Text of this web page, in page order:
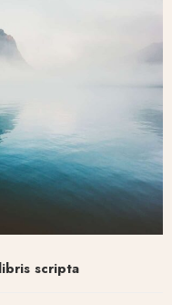
scripta